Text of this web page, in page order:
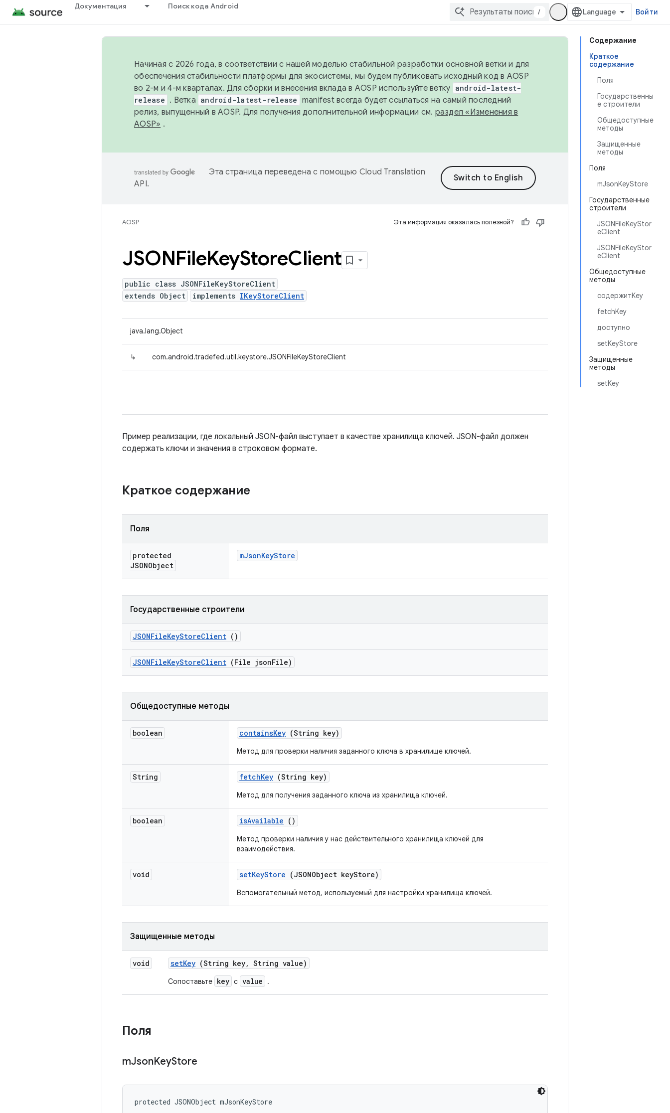
Документация Поиск кода Android
/ Войти
Содержание
Краткое
содержание
Поля
Государственны
е строители
Общедоступные
методы
Защищенные
методы
Поля
mJsonKeyStore
Государственные
строители
JSONFileKeyStor
eClient
JSONFileKeyStor
eClient
Общедоступные
методы
содержитKey
fetchKey
доступно
setKeyStore
Защищенные
методы
setKey
Начиная с 2026 года, в соответствии с нашей моделью стабильной разработки основной ветки и для
обеспечения стабильности платформы для экосистемы, мы будем публиковать исходный код в AOSP
во 2-м и 4-м кварталах. Для сборки и внесения вклада в AOSP используйте ветку android-latest-
release . Ветка android-latest-release manifest всегда будет ссылаться на самый последний
релиз, выпущенный в AOSP. Для получения дополнительной информации см. раздел «Изменения в
AOSP» .
Эта страница переведена с помощью Cloud Translation
API.
AOSP Эта информация оказалась полезной?
JSONFileKeyStoreClient
public class JSONFileKeyStoreClient
extends Object
implements IKeyStoreClient
java.lang.Object
↳ com.android.tradefed.util.keystore.JSONFileKeyStoreClient
Пример реализации, где локальный JSON-файл выступает в качестве хранилища ключей. JSON-файл должен
содержать ключи и значения в строковом формате.
Краткое содержание
Поля
protected
JSONObject
mJsonKeyStore
Государственные строители
JSONFileKeyStoreClient ()
JSONFileKeyStoreClient (File jsonFile)
Общедоступные методы
boolean containsKey (String key)
Метод для проверки наличия заданного ключа в хранилище ключей.
String fetchKey (String key)
Метод для получения заданного ключа из хранилища ключей.
boolean isAvailable ()
Метод проверки наличия у нас действительного хранилища ключей для
взаимодействия.
void setKeyStore (JSONObject keyStore)
Вспомогательный метод, используемый для настройки хранилища ключей.
Защищенные методы
void setKey (String key, String value)
Сопоставьте key с value .
Поля
mJsonKeyStore
protected JSONObject mJsonKeyStore